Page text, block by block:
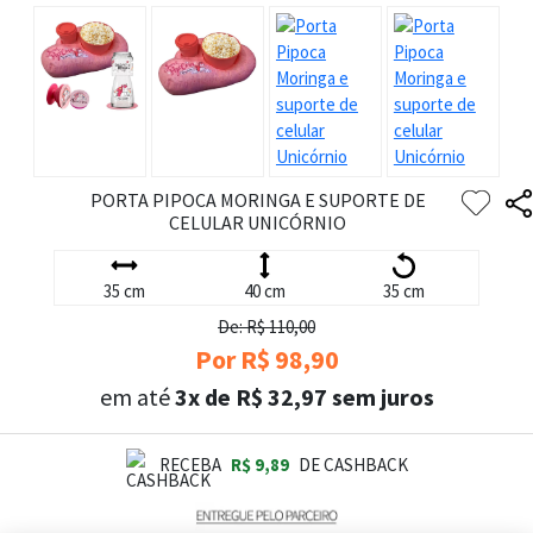
PORTA PIPOCA MORINGA E SUPORTE DE
CELULAR UNICÓRNIO
35 cm 40 cm
35 cm
De: R$ 110,00
Por R$ 98,90
em até3x de R$ 32,97 sem juros
RECEBA R$ 9,89 DE CASHBACK